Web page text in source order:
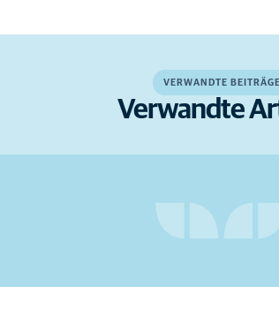
VERWANDTE BEITRÄGE
Verwandte